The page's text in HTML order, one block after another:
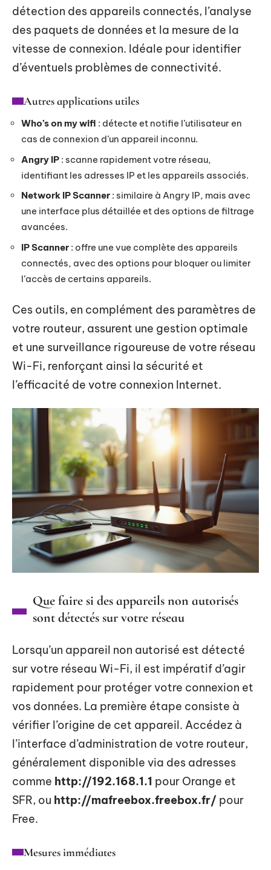
détection des appareils connectés, l’analyse
des paquets de données et la mesure de la
vitesse de connexion. Idéale pour identifier
d’éventuels problèmes de connectivité.
Autres applications utiles
Who’s on my wifi : détecte et notifie l’utilisateur en
cas de connexion d’un appareil inconnu.
Angry IP : scanne rapidement votre réseau,
identifiant les adresses IP et les appareils associés.
Network IP Scanner : similaire à Angry IP, mais avec
une interface plus détaillée et des options de filtrage
avancées.
IP Scanner : offre une vue complète des appareils
connectés, avec des options pour bloquer ou limiter
l’accès de certains appareils.
Ces outils, en complément des paramètres de
votre routeur, assurent une gestion optimale
et une surveillance rigoureuse de votre réseau
Wi-Fi, renforçant ainsi la sécurité et
l’efficacité de votre connexion Internet.
Que faire si des appareils non autorisés
sont détectés sur votre réseau
Lorsqu’un appareil non autorisé est détecté
sur votre réseau Wi-Fi, il est impératif d’agir
rapidement pour protéger votre connexion et
vos données. La première étape consiste à
vérifier l’origine de cet appareil. Accédez à
l’interface d’administration de votre routeur,
généralement disponible via des adresses
comme http://192.168.1.1 pour Orange et
SFR, ou http://mafreebox.freebox.fr/ pour
Free.
Mesures immédiates